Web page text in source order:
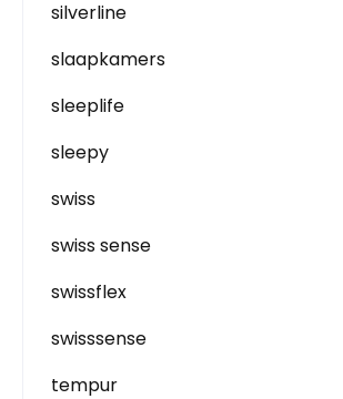
silverline
slaapkamers
sleeplife
sleepy
swiss
swiss sense
swissflex
swisssense
tempur